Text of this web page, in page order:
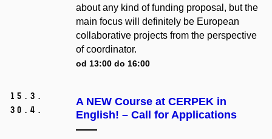
about any kind of funding proposal, but the
main focus will definitely be European
collaborative projects from the perspective
of coordinator.
od 13:00 do 16:00
15. 3.
30. 4.
A NEW Course at CERPEK in
English! – Call for Applications